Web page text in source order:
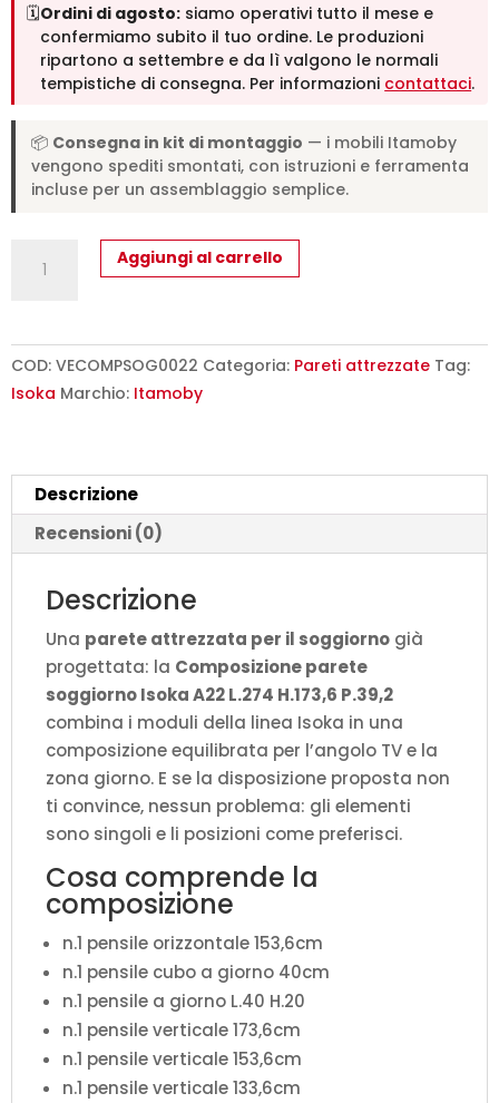
🗓️Ordini di agosto: siamo operativi tutto il mese e
confermiamo subito il tuo ordine. Le produzioni
ripartono a settembre e da lì valgono le normali
tempistiche di consegna. Per informazioni contattaci.
📦 Consegna in kit di montaggio — i mobili Itamoby
vengono spediti smontati, con istruzioni e ferramenta
incluse per un assemblaggio semplice.
Composizione
parete
A22
L.274
quantità
Aggiungi al carrello
COD: VECOMPSOG0022 Categoria: Pareti attrezzate Tag:
Isoka Marchio: Itamoby
Descrizione
Recensioni (0)
Descrizione
Una parete attrezzata per il soggiorno già
progettata: la Composizione parete
soggiorno Isoka A22 L.274 H.173,6 P.39,2
combina i moduli della linea Isoka in una
composizione equilibrata per l’angolo TV e la
zona giorno. E se la disposizione proposta non
ti convince, nessun problema: gli elementi
sono singoli e li posizioni come preferisci.
Cosa comprende la
composizione
n.1 pensile orizzontale 153,6cm
n.1 pensile cubo a giorno 40cm
n.1 pensile a giorno L.40 H.20
n.1 pensile verticale 173,6cm
n.1 pensile verticale 153,6cm
n.1 pensile verticale 133,6cm